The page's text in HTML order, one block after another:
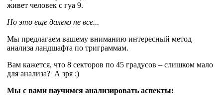
живет человек с гуа 9.
Но это еще далеко не все...
Мы предлагаем вашему вниманию интересный метод
анализа ландшафта по триграммам.
Вам кажется, что 8 секторов по 45 градусов – слишком мало
для анализа? А зря :)
Мы с вами научимся анализировать аспекты: